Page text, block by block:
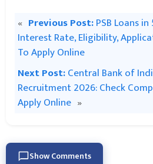
« Previous Post:PSB Loans
Interest Rate, Eligibility,
To Apply Online
Next Post:Central Bank of
Recruitment 2026: Check
Apply Online »
Show Comments